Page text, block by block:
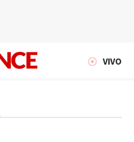
VIVO